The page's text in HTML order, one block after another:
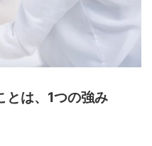
とは、1つの強み